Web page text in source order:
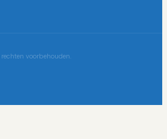
voorbehouden.